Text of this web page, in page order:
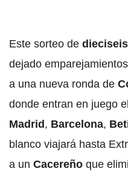
Este sorteo de
dejado
a una nueva ronda de
donde entran en juego el
Madrid, Barcelona,
blanco viajará hasta
a un Cacereño que